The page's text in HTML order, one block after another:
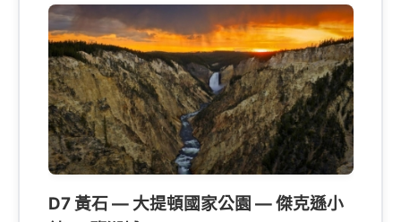
D7 黃石 — 大提頓國家公園 — 傑克遜小